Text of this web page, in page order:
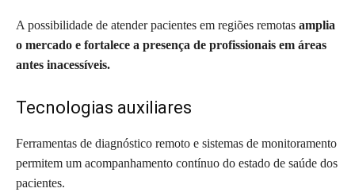
A possibilidade de atender pacientes em regiões remotas amplia
o mercado e fortalece a presença de profissionais em áreas
antes inacessíveis.
Tecnologias auxiliares
Ferramentas de diagnóstico remoto e sistemas de monitoramento
permitem um acompanhamento contínuo do estado de saúde dos
pacientes.